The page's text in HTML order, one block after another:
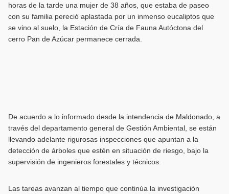
horas de la tarde una mujer de 38 años, que estaba de paseo
con su familia pereció aplastada por un inmenso eucaliptos que
se vino al suelo, la Estación de Cría de Fauna Autóctona del
cerro Pan de Azúcar permanece cerrada.
De acuerdo a lo informado desde la intendencia de Maldonado, a
través del departamento general de Gestión Ambiental, se están
llevando adelante rigurosas inspecciones que apuntan a la
detección de árboles que estén en situación de riesgo, bajo la
supervisión de ingenieros forestales y técnicos.
Las tareas avanzan al tiempo que continúa la investigación